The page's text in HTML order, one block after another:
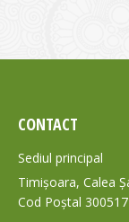
CONTACT
Sediul principal
Timișoara, Calea
Cod Poștal